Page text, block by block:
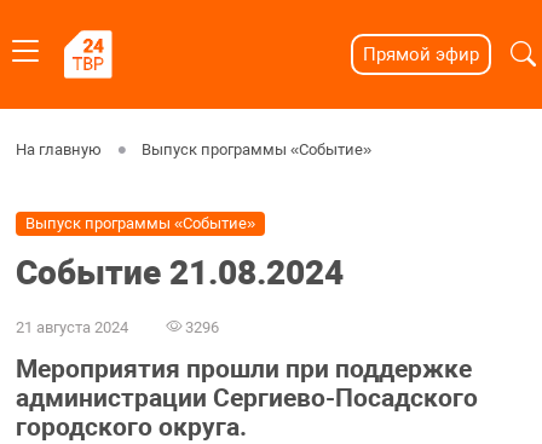
Прямой эфир
На главную Выпуск программы «Событие»
Выпуск программы «Событие»
Событие 21.08.2024
21 августа 2024 3296
Мероприятия прошли при поддержке
администрации Сергиево-Посадского
городского округа.